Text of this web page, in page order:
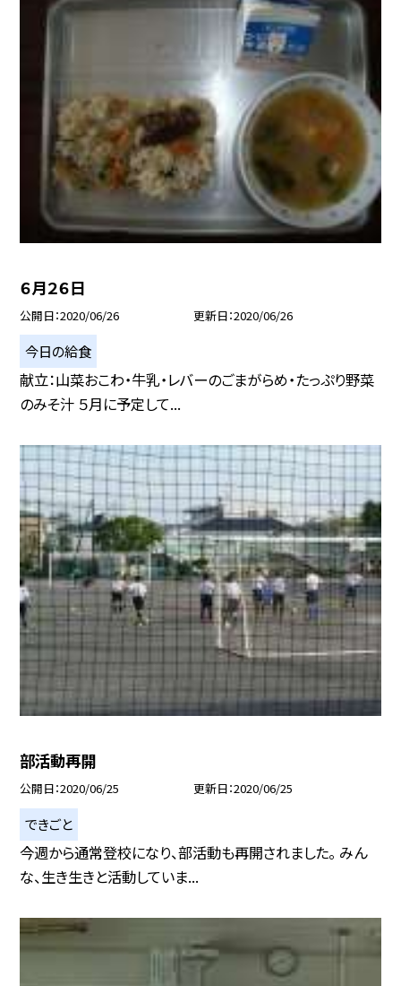
６月２６日
公開日 2020/06/26 更新日 2020/06/26
今日の給食
献立：山菜おこわ・牛乳・レバーのごまがらめ・たっぷり野菜
のみそ汁 ５月に予定して...
部活動再開
公開日 2020/06/25 更新日 2020/06/25
できごと
今週から通常登校になり、部活動も再開されました。 みん
な、生き生きと活動していま...